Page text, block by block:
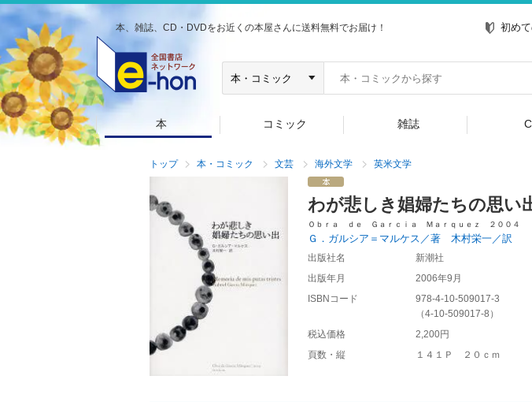
本、雑誌、CD・DVDをお近くの本屋さんに送料無料でお届け！ 初め
本 コミック 雑誌
トップ 本・コミック 文芸 海外文学 英米文学
わが悲しき娼婦たちの思い
Ｏｂｒａ ｄｅ Ｇａｒｃｉａ Ｍａｒｑｕｅｚ ２００４
Ｇ．ガルシア＝マルケス／著 木村栄一／訳
出版社名
新潮社
出版年月
2006年9月
ISBNコード
978-4-10-509017-3
（4-10-509017-8 ）
税込価格
2,200円
頁数・縦
１４１Ｐ ２０ｃｍ